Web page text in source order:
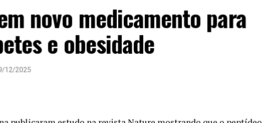
novo medicamento para
e obesidade
12/2025